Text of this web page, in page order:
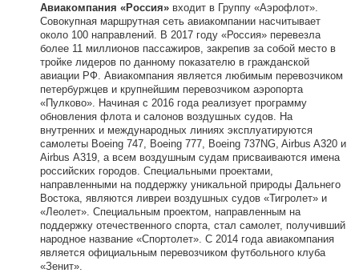
Авиакомпания «Россия» входит в Группу «Аэрофлот».
Совокупная маршрутная сеть авиакомпании насчитывает
около 100 направлений. В 2017 году «Россия» перевезла
более 11 миллионов пассажиров, закрепив за собой место в
тройке лидеров по данному показателю в гражданской
авиации РФ. Авиакомпания является любимым перевозчиком
петербуржцев и крупнейшим перевозчиком аэропорта
«Пулково». Начиная с 2016 года реализует программу
обновления флота и салонов воздушных судов. На
внутренних и международных линиях эксплуатируются
самолеты Boeing 747, Boeing 777, Boeing 737NG, Airbus A320 и
Airbus А319, а всем воздушным судам присваиваются имена
российских городов. Специальными проектами,
направленными на поддержку уникальной природы Дальнего
Востока, являются ливреи воздушных судов «Тигролет» и
«Леолет». Специальным проектом, направленным на
поддержку отечественного спорта, стал самолет, получивший
народное название «Спортолет». С 2014 года авиакомпания
является официальным перевозчиком футбольного клуба
«Зенит».